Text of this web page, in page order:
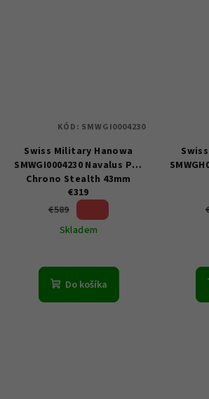
Swiss Military Hanowa
SMWGI0004230 Navalus Pro
Chrono Stealth 43mm
10ATM
€319
€589
Skladem
Do košíka
KÓD: SMWGI0004230